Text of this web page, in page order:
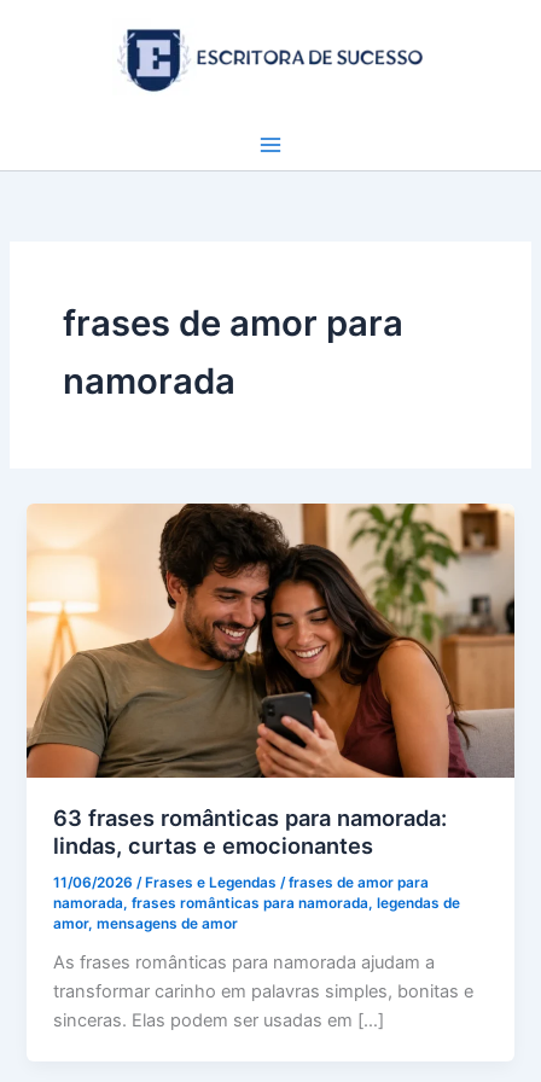
frases de amor para
namorada
63 frases românticas para namorada:
lindas, curtas e emocionantes
11/06/2026 /Frases e Legendas /frases de amor para
namorada,frases românticas para namorada,legendas de
amor,mensagens de amor
As frases românticas para namorada ajudam a
transformar carinho em palavras simples, bonitas e
sinceras. Elas podem ser usadas em […]